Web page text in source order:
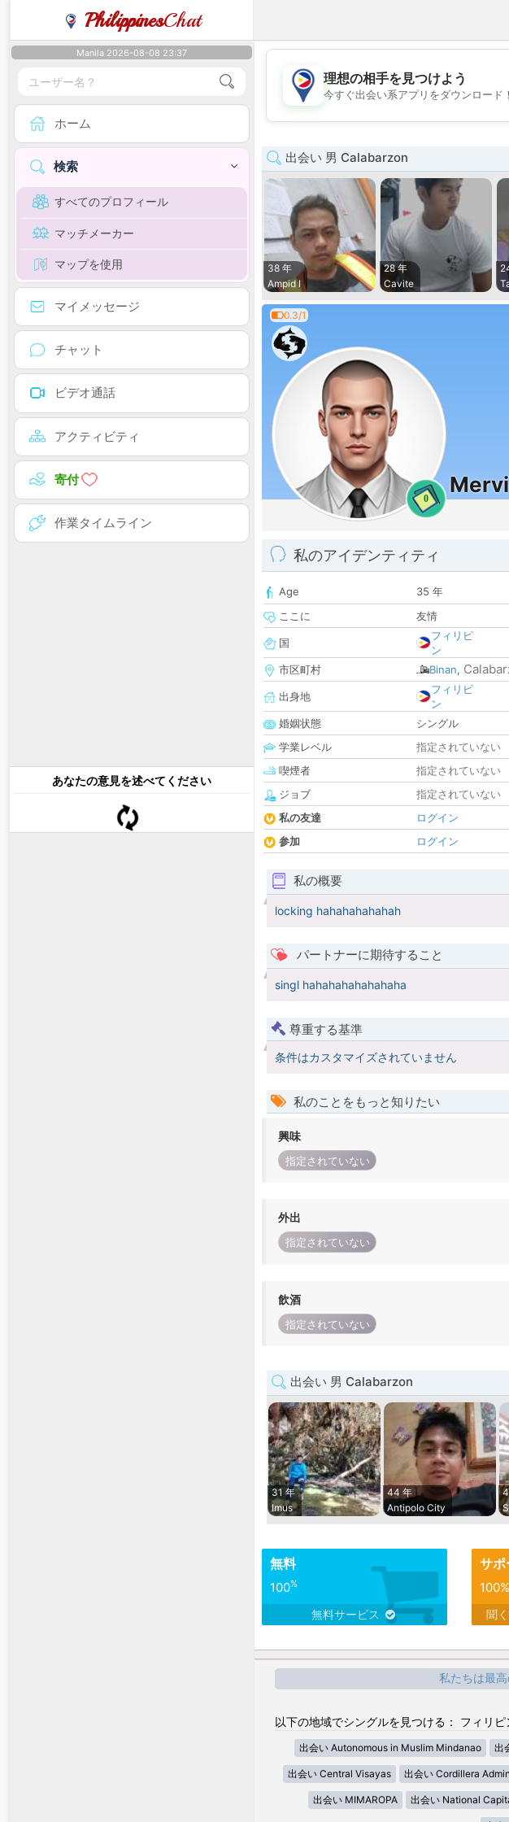
PhilippinesChat
Manila 2026-08-08 23:37
ホーム
検索
すべてのプロフィール
マッチメーカー
マップを使用
マイメッセージ
チャット
ビデオ通話
アクティビティ
寄付
作業タイムライン
あなたの意見を述べてください
💖
理想の相手を見つけよう
今すぐ出会い系アプリをダウンロード！
出会い 男 Calabarzon
38 年
Ampid I
28 年
Cavite
0.3/1
0
私のアイデンティティ
Age
35 年
ここに
友情
国
フィリピ
ン
市区町村
Binan,
出身地
フィリピ
ン
婚姻状態
シングル
学業レベル
指定されていない
喫煙者
指定されていない
ジョブ
指定されていない
私の友達
ログイン
参加
ログイン
私の概要
locking hahahahahahah
パートナーに期待すること
singl hahahahahahahaha
尊重する基準
条件はカスタマイズされていません
私のことをもっと知りたい
興味
指定されていない
外出
指定されていない
飲酒
指定されていない
出会い 男 Calabarzon
31 年
Imus
44 年
Antipolo City
無料
100%
無料サービス
サポ
聞
私たちは最
以下の地域でシングルを見つける： フィリピ
出会い Autonomous in Muslim Mindanao 出
出会い Central Visayas 出会い Cordillera
出会い MIMAROPA 出会い National